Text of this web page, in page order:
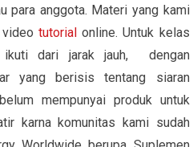
para anggota. Materi yang kami
videotutorial online. Untuk kelas
ikuti dari jarak jauh, dengan
yang berisis tentang siaran
mempunyai produk untuk
karna komunitas kami sudah